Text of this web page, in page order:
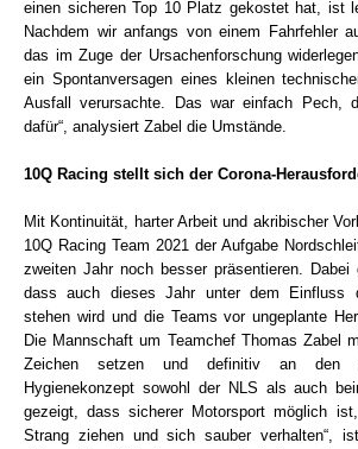
einen sicheren Top 10 Platz gekostet hat, ist
Nachdem wir anfangs von einem Fahrfehler
das im Zuge der Ursachenforschung
ein Spontanversagen eines kleinen
Ausfall verursachte. Das war einfach Pech,
dafür“, analysiert Zabel die Umstände.
10Q Racing stellt sich der Corona-
Mit Kontinuität, harter Arbeit und akribischer
10Q Racing Team 2021 der Aufgabe
zweiten Jahr noch besser präsentieren.
dass auch dieses Jahr unter dem Einfluss
stehen wird und die Teams vor ungeplante
Die Mannschaft um Teamchef Thomas Zabel
Zeichen setzen und definitiv an den
Hygienekonzept sowohl der NLS als auch
gezeigt, dass sicherer Motorsport möglich
Strang ziehen und sich sauber verhalten“,